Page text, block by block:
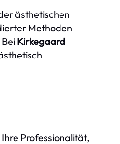
ästhetischen
Methoden
Kirkegaard
Professionalität,